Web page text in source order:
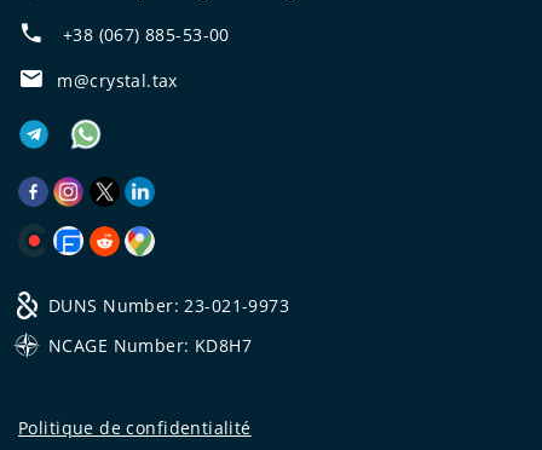
+38 (067) 885-53-00
m@crystal.tax
DUNS Number: 23-021-9973
NCAGE Number: KD8H7
Politique de confidentialité